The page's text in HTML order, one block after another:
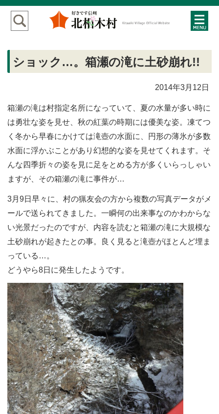
ショック…。箱瀬の滝に土砂崩れ!!
2014年3月12日
箱瀬の滝は村指定名所になっていて、夏の水量が多い時に
は勇壮な姿を見せ、秋の紅葉の時期には優美な姿。凍てつ
く冬から早春にかけては滝壺の水面に、円形の薄氷が多数
水面に浮かぶことがあり幻想的な姿を見せてくれます。そ
んな四季折々の姿を見に足をとめる方が多くいらっしゃい
ますが、その箱瀬の滝に事件が…
3月9日早々に、村の猟友会の方から複数の写真データがメ
ールで送られてきました。一瞬何の出来事なのかわからな
い光景だったのですが、内容を読むと箱瀬の滝に大規模な
土砂崩れが起きたとの事。良く見ると滝壺がほとんど埋ま
っている…。
どうやら8日に発生したようです。